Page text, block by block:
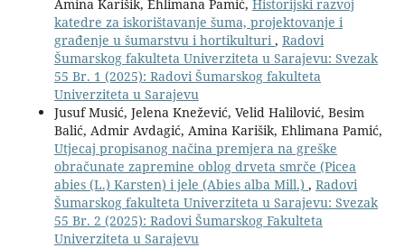
Amina Karišik, Ehlimana Pamić, Historijski razvoj
katedre za iskorištavanje šuma, projektovanje i
građenje u šumarstvu i hortikulturi, Radovi
Šumarskog fakulteta Univerziteta u Sarajevu: Svezak
55 Br. 1 (2025): Radovi Šumarskog fakulteta
Univerziteta u Sarajevu
Jusuf Musić, Jelena Knežević, Velid Halilović, Besim
Balić, Admir Avdagić, Amina Karišik, Ehlimana Pamić,
Utjecaj propisanog načina premjera na greške
obračunate zapremine oblog drveta smrče (Picea
abies (L.) Karsten) i jele (Abies alba Mill.) , Radovi
Šumarskog fakulteta Univerziteta u Sarajevu: Svezak
55 Br. 2 (2025): Radovi Šumarskog Fakulteta
Univerziteta u Sarajevu